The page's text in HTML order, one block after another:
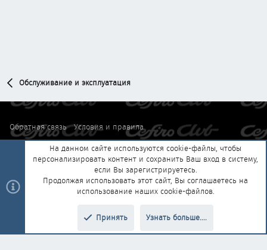
Обслуживание и эксплуатация
Обратная связь
Условия и правила
Политика конфиденциальности
Помощь Главная
S
S
Community platform by XenForo® © 2010-2025 XenForo Ltd.
add-ons by ThemeHouse Перевод от Jumuro®
На данном сайте используются cookie-файлы, чтобы
персонализировать контент и сохранить Ваш вход в систему,
если Вы зарегистрируетесь.
Продолжая использовать этот сайт, Вы соглашаетесь на
использование наших cookie-файлов.
Принять Узнать больше....